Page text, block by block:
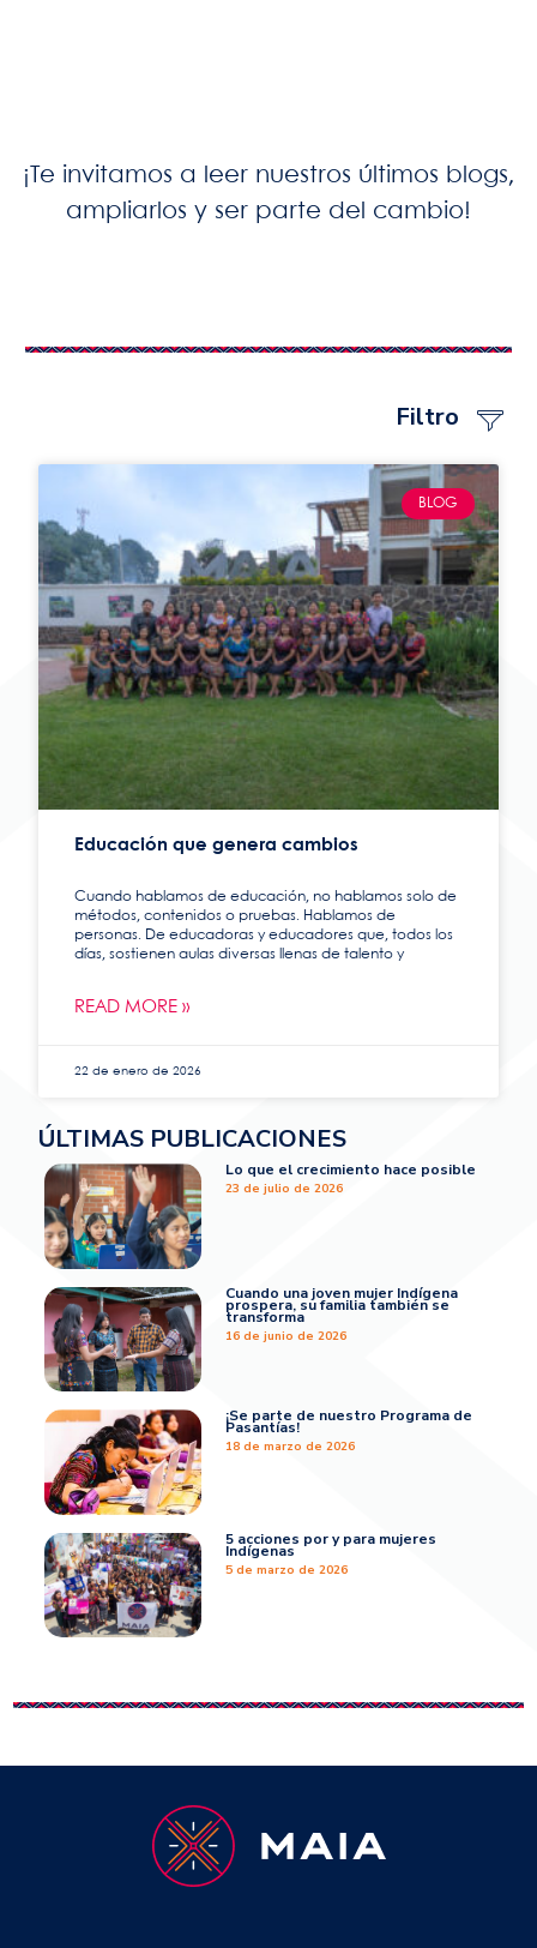
¡Te invitamos a leer nuestros últimos blogs,
ampliarlos y ser parte del cambio!
Filtro
BLOG
Educación que genera cambios
Cuando hablamos de educación, no hablamos solo de
métodos, contenidos o pruebas. Hablamos de
personas. De educadoras y educadores que, todos los
días, sostienen aulas diversas llenas de talento y
READ MORE »
22 de enero de 2026
ÚLTIMAS PUBLICACIONES
Lo que el crecimiento hace posible
23 de julio de 2026
Cuando una joven mujer Indígena
prospera, su familia también se
transforma
16 de junio de 2026
¡Se parte de nuestro Programa de
Pasantías!
18 de marzo de 2026
5 acciones por y para mujeres
Indígenas
5 de marzo de 2026